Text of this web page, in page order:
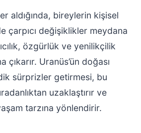
aldığında, bireylerin kişisel
çarpıcı değişiklikler meydana
özgürlük ve yenilikçilik
çıkarır. Uranüs’ün doğası
sürprizler getirmesi, bu
uzaklaştırır ve
tarzına yönlendirir.